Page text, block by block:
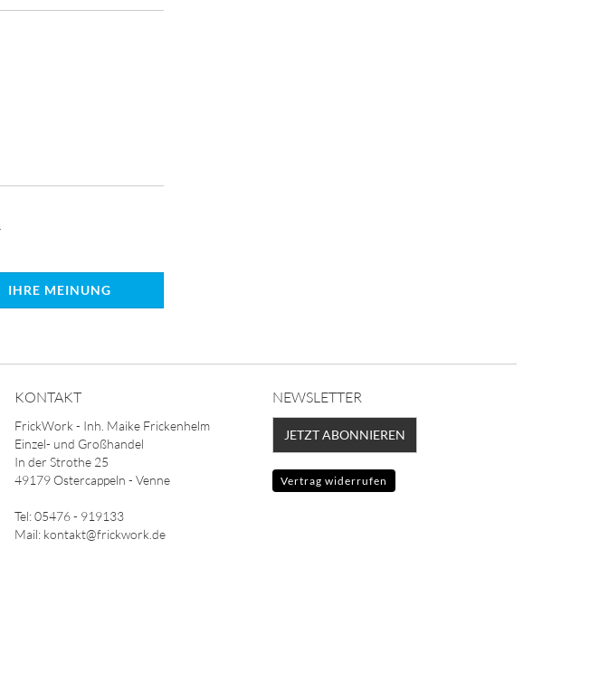
IHRE MEINUNG
KONTAKT
FrickWork - Inh. Maike Frickenhelm
Einzel- und Großhandel
In der Strothe 25
49179 Ostercappeln - Venne
Tel: 05476 - 919133
Mail: kontakt@frickwork.de
NEWSLETTER
JETZT ABONNIEREN
Vertrag widerrufen